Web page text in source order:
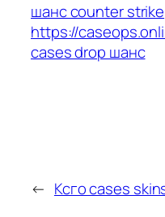
шанс counter strike
https://
cases drop шанс
← Ксго cases